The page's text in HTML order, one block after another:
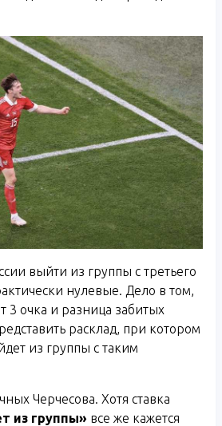
выйти из группы с третьего
нулевые. Дело в том,
3 очка и разница забитых
расклад, при котором
из группы с таким
Черчесова. Хотя ставка
из группы» все же кажется